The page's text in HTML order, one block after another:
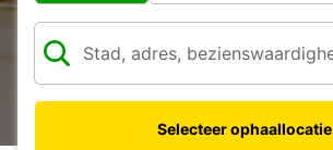
Selecteer ophaallocatie